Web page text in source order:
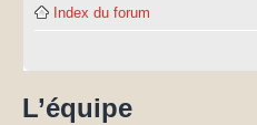
Index du forum
L’équipe